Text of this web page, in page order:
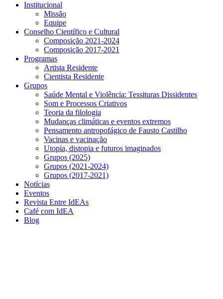
Institucional
Missão
Equipe
Conselho Científico e Cultural
Composição 2021-2024
Composição 2017-2021
Programas
Artista Residente
Cientista Residente
Grupos
Saúde Mental e Violência: Tessituras Dissidentes
Som e Processos Criativos
Teoria da filologia
Mudanças climáticas e eventos extremos
Pensamento antropofágico de Fausto Castilho
Vacinas e vacinação
Utopia, distopia e futuros imaginados
Grupos (2025)
Grupos (2021-2024)
Grupos (2017-2021)
Notícias
Eventos
Revista Entre IdEAs
Café com IdEA
Blog